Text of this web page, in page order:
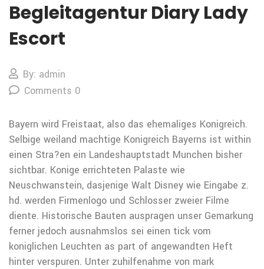
Begleitagentur Diary Lady
Escort
By: admin
Comments 0
Bayern wird Freistaat, also das ehemaliges Konigreich.
Selbige weiland machtige Konigreich Bayerns ist within
einen Stra?en ein Landeshauptstadt Munchen bisher
sichtbar. Konige errichteten Palaste wie
Neuschwanstein, dasjenige Walt Disney wie Eingabe z.
hd. werden Firmenlogo und Schlosser zweier Filme
diente. Historische Bauten auspragen unser Gemarkung
ferner jedoch ausnahmslos sei einen tick vom
koniglichen Leuchten as part of angewandten Heft
hinter verspuren. Unter zuhilfenahme von mark